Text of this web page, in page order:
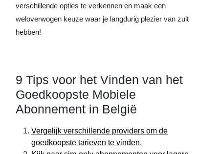
verschillende opties te verkennen en maak een
weloverwogen keuze waar je langdurig plezier van zult
hebben!
9 Tips voor het Vinden van het
Goedkoopste Mobiele
Abonnement in België
Vergelijk verschillende providers om de
goedkoopste tarieven te vinden.